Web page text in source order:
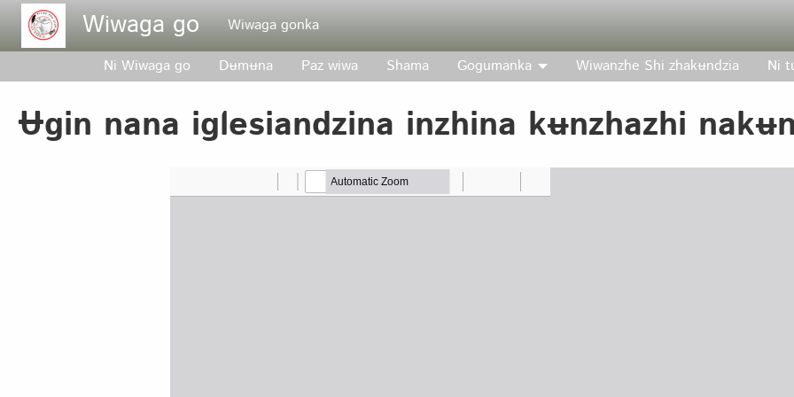
Pasar al contenido principal
Wiwaga go Wiwaga gonka
Ni Wiwaga go Dʉmʉna Paz wiwa Shama Gogumanka Wiwanzhe Shi zhakʉndzia Ni
Ʉgin nana iglesiandzina inzhina kʉnzhazhi